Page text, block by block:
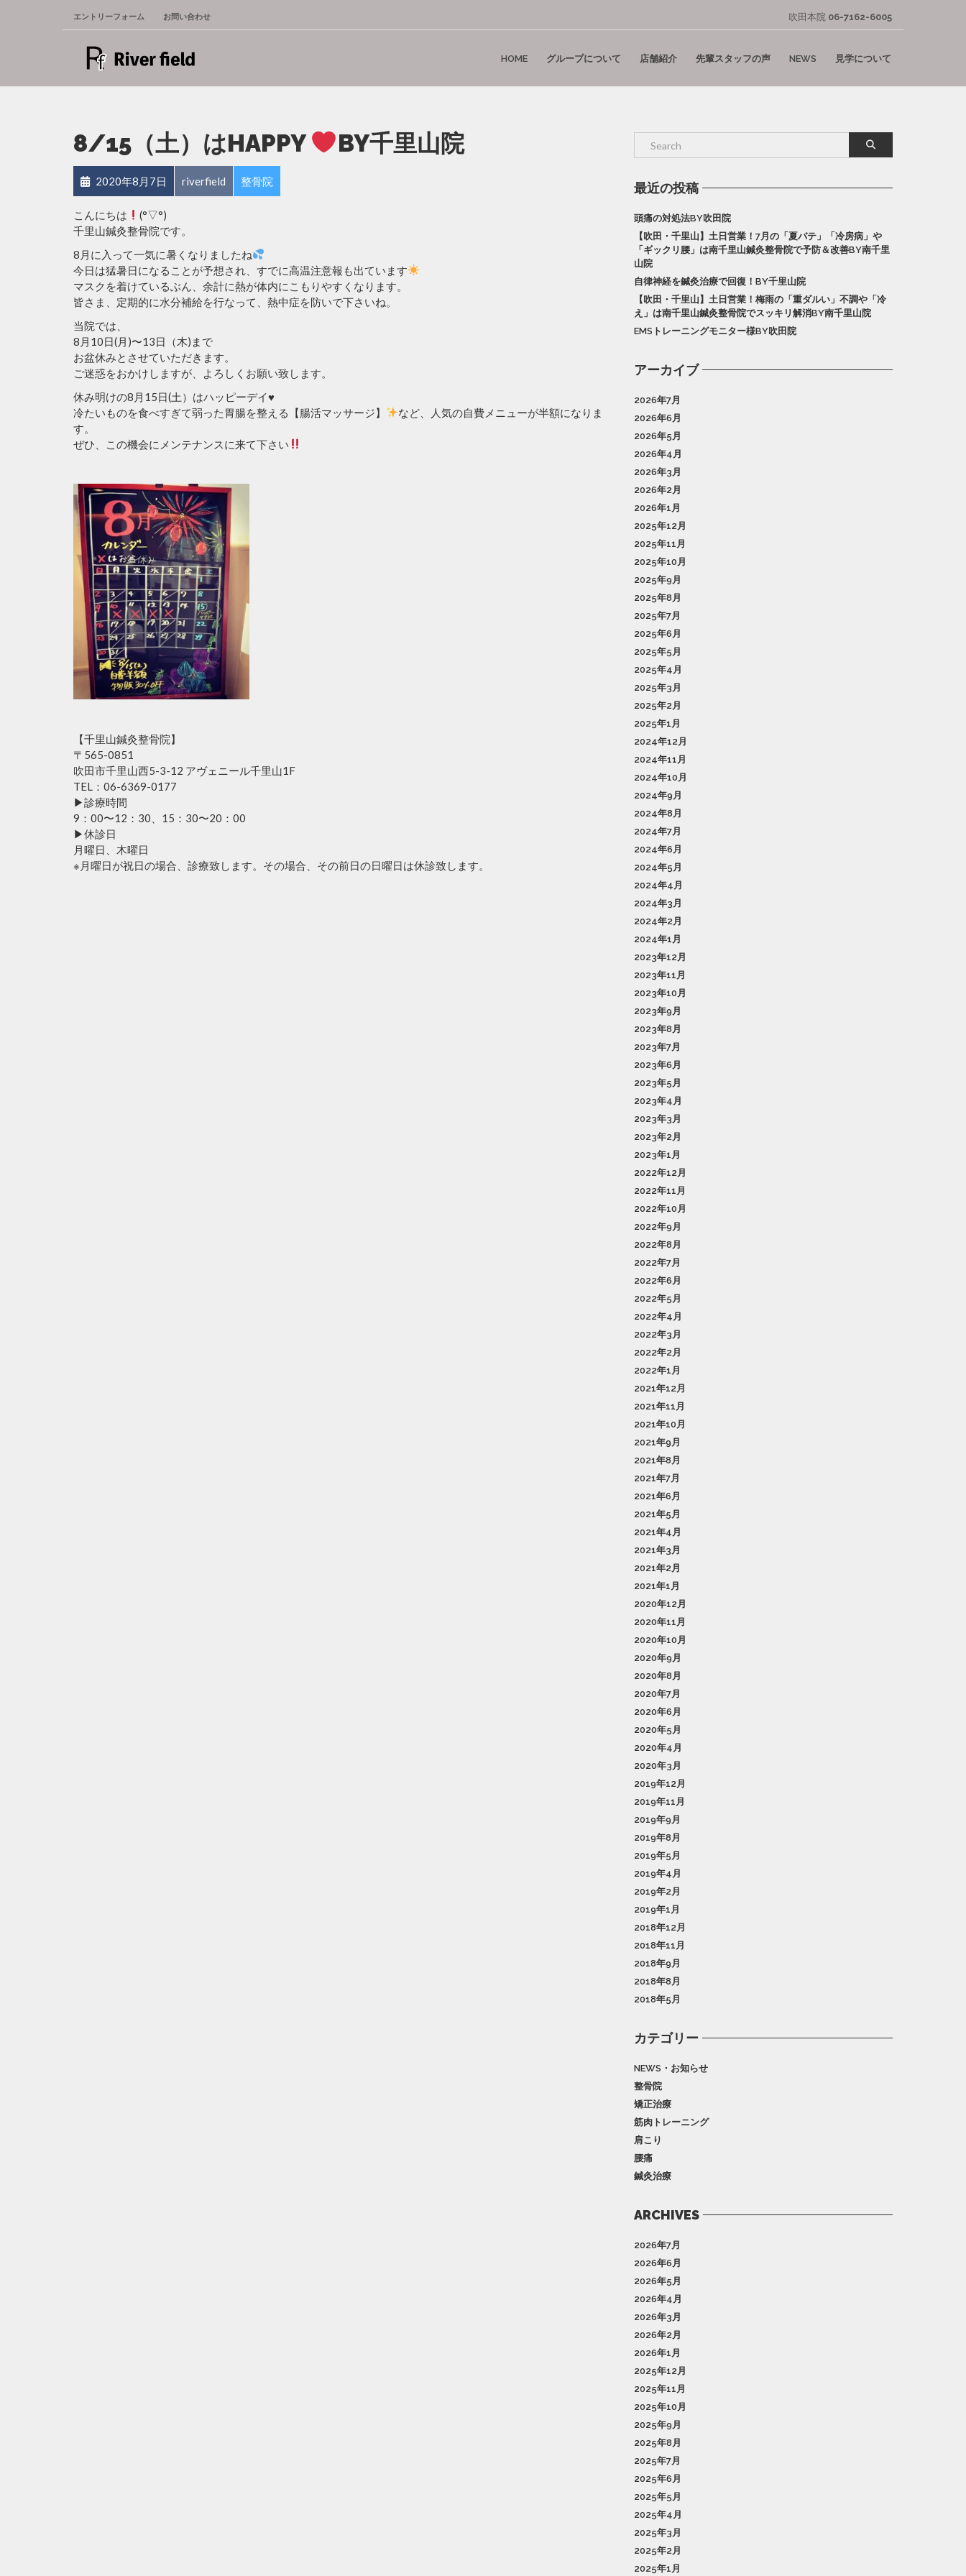
エントリーフォーム お問い合わせ 吹田本院 06-7162-6005
HOME グループについて 店舗紹介 先輩スタッフの声 NEWS 見学について
8/15（土）はHAPPY BY千里山院
2020年8月7日 riverfield 整骨院
こんにちは
(°▽°)
千里山鍼灸整骨院です。
8月に入って一気に暑くなりましたね
今日は猛暑日になることが予想され、すでに高温注意報も出ています
マスクを着けているぶん、余計に熱が体内にこもりやすくなります。
皆さま、定期的に水分補給を行なって、熱中症を防いで下さいね。
当院では、
8月10日(月)〜13日（木)まで
お盆休みとさせていただきます。
ご迷惑をおかけしますが、よろしくお願い致します。
休み明けの8月15日(土）はハッピーデイ♥️
冷たいものを食べすぎて弱った胃腸を整える【腸活マッサージ】
など、人気の自費メニューが半額になりま
す。
ぜひ、この機会にメンテナンスに来て下さい
【千里山鍼灸整骨院】
〒565-0851
吹田市千里山西5-3-12 アヴェニール千里山1F
TEL：06-6369-0177
▶︎診療時間
9：00〜12：30、15：30〜20：00
▶︎休診日
月曜日、木曜日
※月曜日が祝日の場合、診療致します。その場合、その前日の日曜日は休診致します。
最近の投稿
頭痛の対処法BY吹田院
【吹田・千里山】土日営業！7月の「夏バテ」「冷房病」や
「ギックリ腰」は南千里山鍼灸整骨院で予防＆改善BY南千里
山院
自律神経を鍼灸治療で回復！BY千里山院
【吹田・千里山】土日営業！梅雨の「重ダルい」不調や「冷
え」は南千里山鍼灸整骨院でスッキリ解消BY南千里山院
EMSトレーニングモニター様BY吹田院
アーカイブ
2026年7月
2026年6月
2026年5月
2026年4月
2026年3月
2026年2月
2026年1月
2025年12月
2025年11月
2025年10月
2025年9月
2025年8月
2025年7月
2025年6月
2025年5月
2025年4月
2025年3月
2025年2月
2025年1月
2024年12月
2024年11月
2024年10月
2024年9月
2024年8月
2024年7月
2024年6月
2024年5月
2024年4月
2024年3月
2024年2月
2024年1月
2023年12月
2023年11月
2023年10月
2023年9月
2023年8月
2023年7月
2023年6月
2023年5月
2023年4月
2023年3月
2023年2月
2023年1月
2022年12月
2022年11月
2022年10月
2022年9月
2022年8月
2022年7月
2022年6月
2022年5月
2022年4月
2022年3月
2022年2月
2022年1月
2021年12月
2021年11月
2021年10月
2021年9月
2021年8月
2021年7月
2021年6月
2021年5月
2021年4月
2021年3月
2021年2月
2021年1月
2020年12月
2020年11月
2020年10月
2020年9月
2020年8月
2020年7月
2020年6月
2020年5月
2020年4月
2020年3月
2019年12月
2019年11月
2019年9月
2019年8月
2019年5月
2019年4月
2019年2月
2019年1月
2018年12月
2018年11月
2018年9月
2018年8月
2018年5月
カテゴリー
NEWS・お知らせ
整骨院
矯正治療
筋肉トレーニング
肩こり
腰痛
鍼灸治療
ARCHIVES
2026年7月
2026年6月
2026年5月
2026年4月
2026年3月
2026年2月
2026年1月
2025年12月
2025年11月
2025年10月
2025年9月
2025年8月
2025年7月
2025年6月
2025年5月
2025年4月
2025年3月
2025年2月
2025年1月